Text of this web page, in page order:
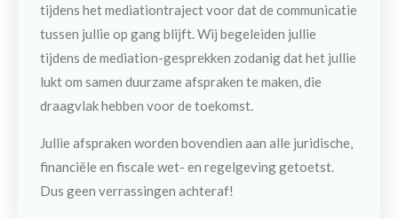
tijdens het mediationtraject voor dat de communicatie
tussen jullie op gang blijft. Wij begeleiden jullie
tijdens de mediation-gesprekken zodanig dat het jullie
lukt om samen duurzame afspraken te maken, die
draagvlak hebben voor de toekomst.
Jullie afspraken worden bovendien aan alle juridische,
financiële en fiscale wet- en regelgeving getoetst.
Dus geen verrassingen achteraf!